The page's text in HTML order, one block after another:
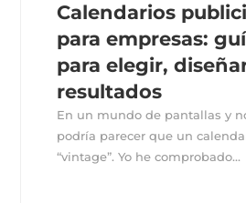
Calendarios
para empresas:
para elegir,
resultados
En un mundo de pantallas y
podría parecer que un
“vintage”. Yo he comprobado...